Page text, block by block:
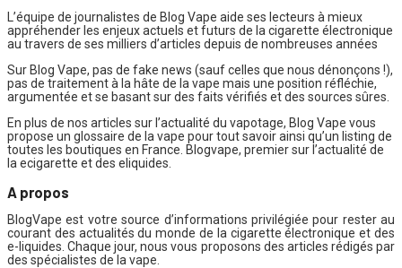
L’équipe de journalistes de Blog Vape aide ses lecteurs à mieux
appréhender les enjeux actuels et futurs de la cigarette électronique
au travers de ses milliers d’articles depuis de nombreuses années
Sur Blog Vape, pas de fake news (sauf celles que nous dénonçons !),
pas de traitement à la hâte de la vape mais une position réfléchie,
argumentée et se basant sur des faits vérifiés et des sources sûres.
En plus de nos articles sur l’actualité du vapotage, Blog Vape vous
propose un glossaire de la vape pour tout savoir ainsi qu’un listing de
toutes les boutiques en France. Blogvape, premier sur l’actualité de
la ecigarette et des eliquides.
A propos
BlogVape est votre source d’informations privilégiée pour rester au
courant des actualités du monde de la cigarette électronique et des
e-liquides. Chaque jour, nous vous proposons des articles rédigés par
des spécialistes de la vape.